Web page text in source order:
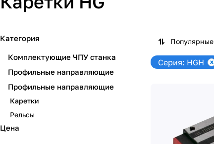
Популярные
Серия: HGH
Категория
Комплектующие ЧПУ станка
Профильные направляющие
Профильные направляющие
Каретки
Рельсы
Цена